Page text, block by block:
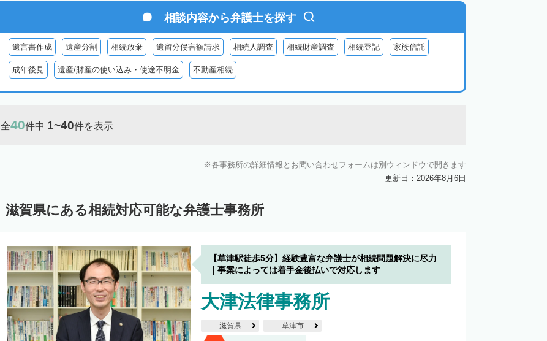
相談内容から弁護士を探す
遺言書作成 遺産分割 相続放棄 遺留分侵害額請求 相続人調査 相続財産調査 相続登記 家族信託
成年後見 遺産/財産の使い込み・使途不明金 不動産相続
全40件中 1~40件を表示
各事務所の詳細情報とお問い合わせフォームは別ウィンドウで開きます
更新日：2026年8月6日
滋賀県にある相続対応可能な弁護士事務所
【草津駅徒歩5分】経験豊富な弁護士が相続問題解決に尽力
｜事案によっては着手金後払いで対応します
大津法律事務所
滋賀県 草津市